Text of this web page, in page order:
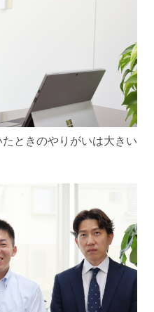
ときのやりがいは大きい